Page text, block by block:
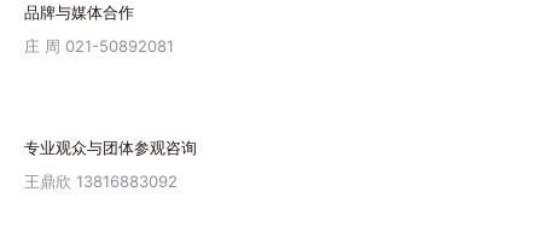
品牌与媒体合作
庄 周 021-50892081
专业观众与团体参观咨询
王鼎欣 13816883092